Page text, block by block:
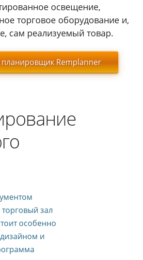
освещение,
торговое оборудование и,
сам реализуемый товар.
планировщик Remplanner
зал
особенно
и